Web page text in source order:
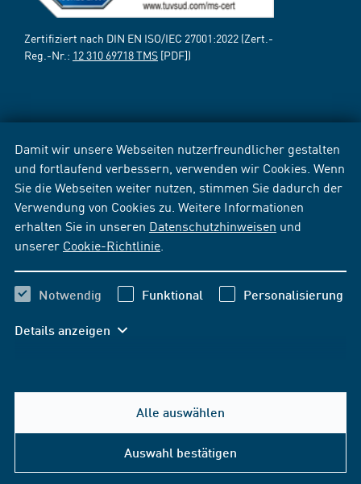
Damit wir unsere Webseiten nutzerfreundlicher gestalten
und fortlaufend verbessern, verwenden wir Cookies. Wenn
Sie die Webseiten weiter nutzen, stimmen Sie dadurch der
Verwendung von Cookies zu. Weitere Informationen
erhalten Sie in unseren Datenschutzhinweisen und
unserer Cookie-Richtlinie
Notwendig Funktional Personalisierung
Details anzeigen
Alle auswählen
Auswahl bestätigen
Zertifiziert nach DIN EN ISO/IEC 27001:2022 (Zert.-
Reg.-Nr.: 12 310 69718 TMS [PDF])